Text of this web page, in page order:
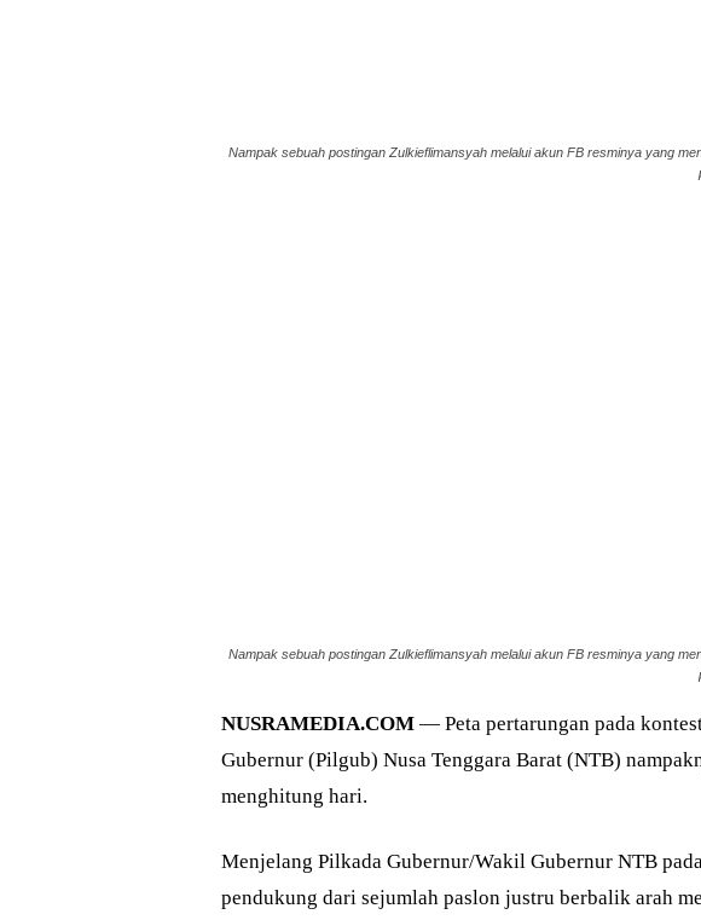
Nampak sebuah postingan Zulkieflimansyah melalui akun FB resminya yang
Nampak sebuah postingan Zulkieflimansyah melalui akun FB resminya yang
NUSRAMEDIA.COM— Peta pertarungan pada
Gubernur (Pilgub) Nusa Tenggara Barat (NTB)
menghitung hari.
Menjelang Pilkada Gubernur/Wakil Gubernur NTB
pendukung dari sejumlah paslon justru berbalik arah